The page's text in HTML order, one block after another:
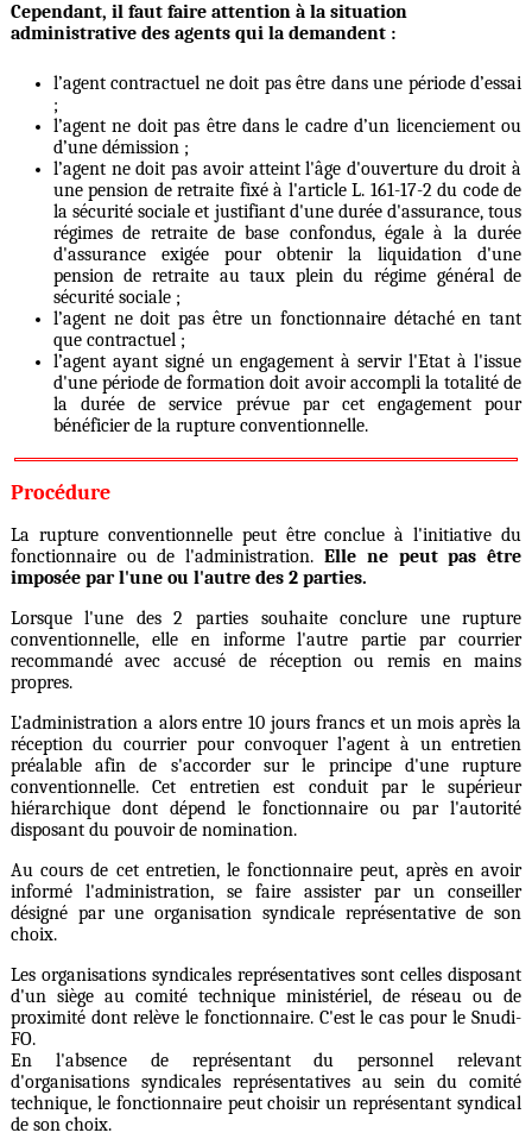
Cependant, il faut faire attention à la situation
administrative des agents qui la demandent :
l’agent contractuel ne doit pas être dans une période d’essai
;
l’agent ne doit pas être dans le cadre d’un licenciement ou
d’une démission ;
l’agent ne doit pas avoir atteint l'âge d'ouverture du droit à
une pension de retraite fixé à l'article L. 161-17-2 du code de
la sécurité sociale et justifiant d'une durée d'assurance, tous
régimes de retraite de base confondus, égale à la durée
d'assurance exigée pour obtenir la liquidation d'une
pension de retraite au taux plein du régime général de
sécurité sociale ;
l’agent ne doit pas être un fonctionnaire détaché en tant
que contractuel ;
l’agent ayant signé un engagement à servir l'Etat à l'issue
d'une période de formation doit avoir accompli la totalité de
la durée de service prévue par cet engagement pour
bénéficier de la rupture conventionnelle.
Procédure
La rupture conventionnelle peut être conclue à l'initiative du
fonctionnaire ou de l'administration. Elle ne peut pas être
imposée par l'une ou l'autre des 2 parties.
Lorsque l'une des 2 parties souhaite conclure une rupture
conventionnelle, elle en informe l'autre partie par courrier
recommandé avec accusé de réception ou remis en mains
propres.
L’administration a alors entre 10 jours francs et un mois après la
réception du courrier pour convoquer l’agent à un entretien
préalable afin de s'accorder sur le principe d'une rupture
conventionnelle. Cet entretien est conduit par le supérieur
hiérarchique dont dépend le fonctionnaire ou par l'autorité
disposant du pouvoir de nomination.
Au cours de cet entretien, le fonctionnaire peut, après en avoir
informé l'administration, se faire assister par un conseiller
désigné par une organisation syndicale représentative de son
choix.
Les organisations syndicales représentatives sont celles disposant
d'un siège au comité technique ministériel, de réseau ou de
proximité dont relève le fonctionnaire. C'est le cas pour le Snudi-
FO.
En l'absence de représentant du personnel relevant
d'organisations syndicales représentatives au sein du comité
technique, le fonctionnaire peut choisir un représentant syndical
de son choix.